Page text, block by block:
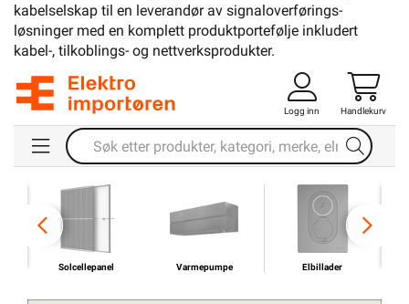
kabelselskap til en leverandør av signaloverførings-
løsninger med en komplett produktportefølje inkludert
kabel-, tilkoblings- og nettverksprodukter.
Logg inn Handlekurv
Solcellepanel Varmepumpe Elbillader